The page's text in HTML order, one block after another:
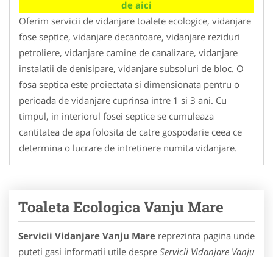
de aici
Oferim servicii de vidanjare toalete ecologice, vidanjare
fose septice, vidanjare decantoare, vidanjare reziduri
petroliere, vidanjare camine de canalizare, vidanjare
instalatii de denisipare, vidanjare subsoluri de bloc. O
fosa septica este proiectata si dimensionata pentru o
perioada de vidanjare cuprinsa intre 1 si 3 ani. Cu
timpul, in interiorul fosei septice se cumuleaza
cantitatea de apa folosita de catre gospodarie ceea ce
determina o lucrare de intretinere numita vidanjare.
Toaleta Ecologica Vanju Mare
Servicii Vidanjare Vanju Mare reprezinta pagina unde
puteti gasi informatii utile despre Servicii Vidanjare Vanju